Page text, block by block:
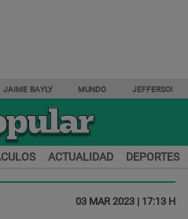
JAIME BAYLY MUNDO JEFFERSON
ACTUALIDAD DEPORTES
03 MAR 2023 | 17:13 H